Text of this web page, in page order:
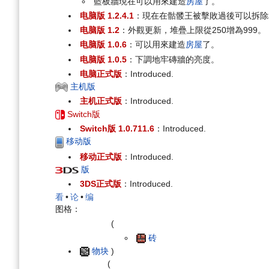
电脑版 1.2.4.1 ：現在在骷髅王被擊敗過後可以拆除
电脑版 1.2 ：外觀更新，堆疊上限從250增為999。
电脑版 1.0.6 ：可以用來建造房屋了。
电脑版 1.0.5 ：下調地牢磚牆的亮度。
电脑正式版 ：Introduced.
主机版
主机正式版 ：Introduced.
Switch版
Switch版 1.0.711.6 ：Introduced.
移动版
移动正式版 ：Introduced.
版
3DS正式版 ：Introduced.
看•论•编
图格：
物块
(
砖
)
(